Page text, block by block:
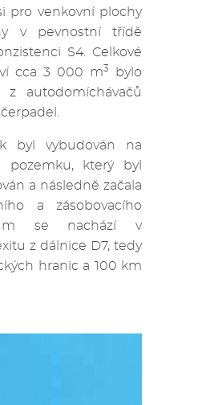
pro venkovní plochy
v pevnostní třídě
S4. Celkové
cca 3 000 m3
bylo
z autodomíchávačů
byl vybudován na
pozemku, který byl
a následně začala
a zásobovacího
se nachází v
z dálnice D7, tedy
hranic a 100 km